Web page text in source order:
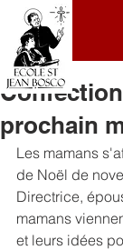
prochain
16 janv. 2025
Les mamans
de Noël de
Directrice,
mamans
et leurs idées